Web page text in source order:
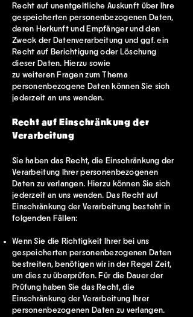
Recht auf unentgeltliche Auskunft über Ihre
gespeicherten personenbezogenen Daten,
deren Herkunft und Empfänger und den
Zweck der Datenverarbeitung und ggf. ein
Recht auf Berichtigung oder Löschung
dieser Daten. Hierzu sowie
zu weiteren Fragen zum Thema
personenbezogene Daten können Sie sich
jederzeit an uns wenden.
Recht auf Einschränkung der
Verarbeitung
Sie haben das Recht, die Einschränkung der
Verarbeitung Ihrer personenbezogenen
Daten zu verlangen. Hierzu können Sie sich
jederzeit an uns wenden. Das Recht auf
Einschränkung der Verarbeitung besteht in
folgenden Fällen:
Wenn Sie die Richtigkeit Ihrer bei uns
gespeicherten personenbezogenen Daten
bestreiten, benötigen wir in der Regel Zeit,
um dies zu überprüfen. Für die Dauer der
Prüfung haben Sie das Recht, die
Einschränkung der Verarbeitung Ihrer
personenbezogenen Daten zu verlangen.